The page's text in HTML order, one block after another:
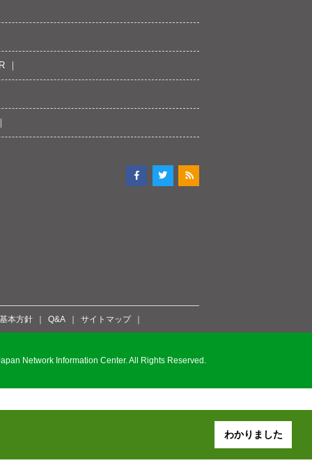
わかりました
本方針 Q&A サイトマップ
Network Information Center. All Rights Reserved.